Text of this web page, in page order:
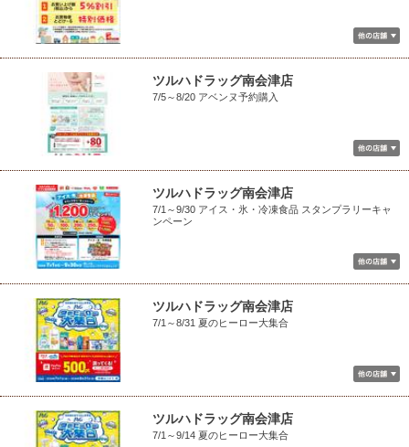
ツルハドラッグ南会津店
7/5～8/20 アベンヌ予約購入
ツルハドラッグ南会津店
7/1～9/30 アイス・氷・冷凍食品 スタンプラリーキャ
ンペーン
ツルハドラッグ南会津店
7/1～8/31 夏のヒーロー大集合
ツルハドラッグ南会津店
7/1～9/14 夏のヒーロー大集合